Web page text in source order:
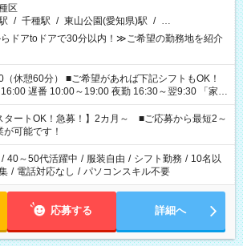
区
/ 千種駅 / 東山公園(愛知県)駅 / …
ドアtoドアで30分以内！≫ご希望の勤務地を紹介
希望があれば下記シフトもOK！
遅番 10:00～19:00 夜勤 16:30～翌9:30 「家族
せたい」 「余裕を持って夕飯の準備がしたい」
残業はしたくない」 など、ご希望を教えてください
のお仕事の勤務時間。 合計で週40時間を超える場
ません。
タートOK！急募！】2カ月～ ■ご応募から最短2～
可能です！
/ 40～50代活躍中 / 服装自由 / シフト勤務 / 10名以
/ 電話対応なし / パソコンスキル不要
応募する 詳細へ